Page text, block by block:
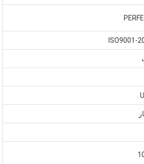
ISO9001-